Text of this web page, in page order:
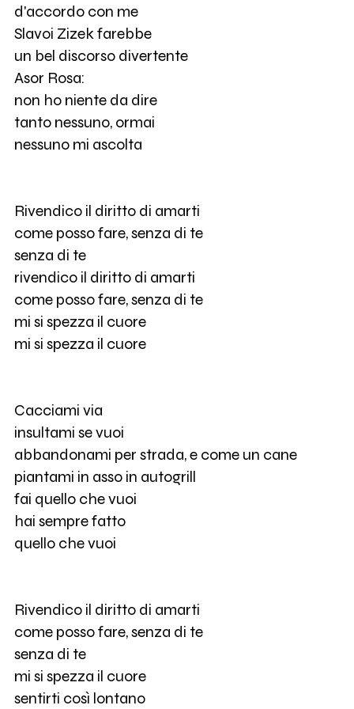
d'accordo con me
Slavoi Zizek farebbe
un bel discorso divertente
Asor Rosa:
non ho niente da dire
tanto nessuno, ormai
nessuno mi ascolta
Rivendico il diritto di amarti
come posso fare, senza di te
senza di te
rivendico il diritto di amarti
come posso fare, senza di te
mi si spezza il cuore
mi si spezza il cuore
Cacciami via
insultami se vuoi
abbandonami per strada, e come un cane
piantami in asso in autogrill
fai quello che vuoi
hai sempre fatto
quello che vuoi
Rivendico il diritto di amarti
come posso fare, senza di te
senza di te
mi si spezza il cuore
sentirti così lontano